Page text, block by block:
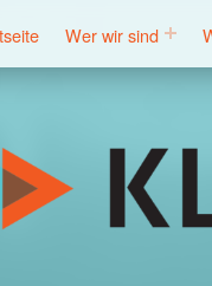
Wer wir sind